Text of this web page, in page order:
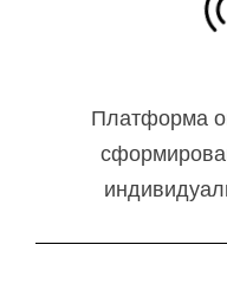
Платформа